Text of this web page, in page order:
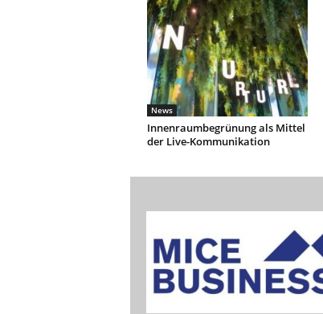
News
Innenraumbegrünung als Mittel
der Live-Kommunikation